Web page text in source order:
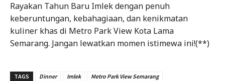
Rayakan Tahun Baru Imlek dengan penuh
keberuntungan, kebahagiaan, dan kenikmatan
kuliner khas di Metro Park View Kota Lama
Semarang. Jangan lewatkan momen istimewa ini!(**)
TAGS Dinner Imlek
Metro Park View Semarang